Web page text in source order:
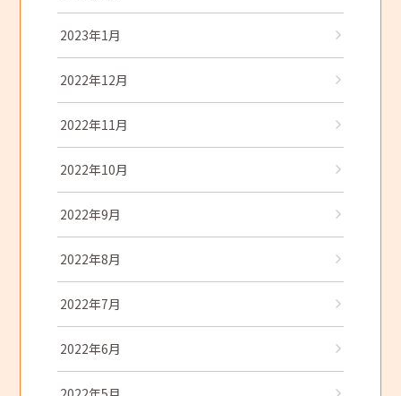
2023年1月
2022年12月
2022年11月
2022年10月
2022年9月
2022年8月
2022年7月
2022年6月